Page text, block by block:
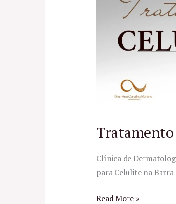
Clínica de
para Celulite na Barra
Read More »